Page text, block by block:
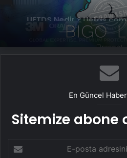
Bigo Elmas Bayi –
Fiyatlı Elmas Satın
En Güncel
Sitemize abone
posta